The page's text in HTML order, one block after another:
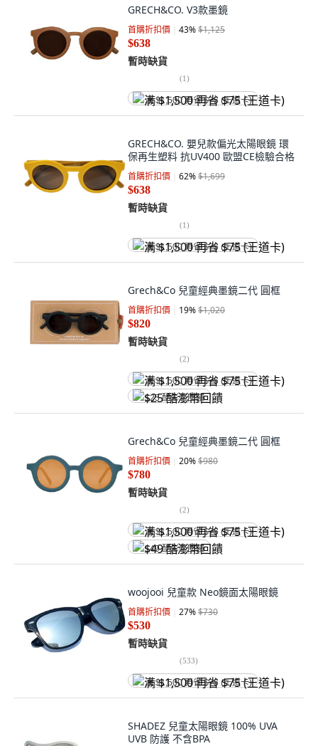
GRECH&CO. V3款墨鏡
首購折扣價 43%$1,125
$638
暫時缺貨
(1)
满 $1,500 再省 $75 (王道卡)
GRECH&CO. 嬰兒款偏光太陽眼鏡 環
保再生塑料 抗UV400 歐盟CE檢驗合格
首購折扣價 62%$1,699
$638
暫時缺貨
(1)
满 $1,500 再省 $75 (王道卡)
Grech&Co 兒童經典墨鏡二代 圓框
首購折扣價 19%$1,020
$820
暫時缺貨
(2)
满 $1,500 再省 $75 (王道卡)
$25 酷澎幣回饋
Grech&Co 兒童經典墨鏡二代 圓框
首購折扣價 20%$980
$780
暫時缺貨
(2)
满 $1,500 再省 $75 (王道卡)
$49 酷澎幣回饋
woojooi 兒童款 Neo鏡面太陽眼鏡
首購折扣價 27%$730
$530
暫時缺貨
(533)
满 $1,500 再省 $75 (王道卡)
SHADEZ 兒童太陽眼鏡 100% UVA
UVB 防護 不含BPA